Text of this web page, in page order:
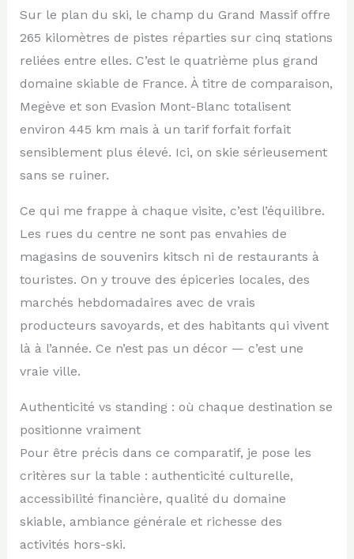
Sur le plan du ski, le champ du Grand Massif offre
265 kilomètres de pistes réparties sur cinq stations
reliées entre elles. C’est le quatrième plus grand
domaine skiable de France. À titre de comparaison,
Megève et son Evasion Mont-Blanc totalisent
environ 445 km mais à un tarif forfait forfait
sensiblement plus élevé. Ici, on skie sérieusement
sans se ruiner.
Ce qui me frappe à chaque visite, c’est l’équilibre.
Les rues du centre ne sont pas envahies de
magasins de souvenirs kitsch ni de restaurants à
touristes. On y trouve des épiceries locales, des
marchés hebdomadaires avec de vrais
producteurs savoyards, et des habitants qui vivent
là à l’année. Ce n’est pas un décor — c’est une
vraie ville.
Authenticité vs standing : où chaque destination se
positionne vraiment
Pour être précis dans ce comparatif, je pose les
critères sur la table : authenticité culturelle,
accessibilité financière, qualité du domaine
skiable, ambiance générale et richesse des
activités hors-ski.